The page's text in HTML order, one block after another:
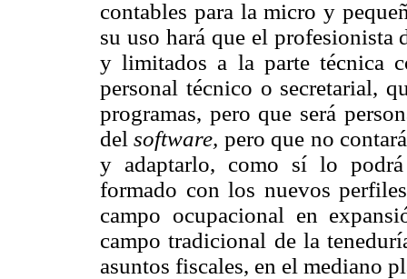
contables para la micro y
su uso hará que el
y limitados a la parte técnica
personal técnico o secretarial,
programas, pero que será
delsoftware, pero que no
y adaptarlo, como sí lo
formado con los nuevos
campo ocupacional en
campo tradicional de la
asuntos fiscales, en el mediano